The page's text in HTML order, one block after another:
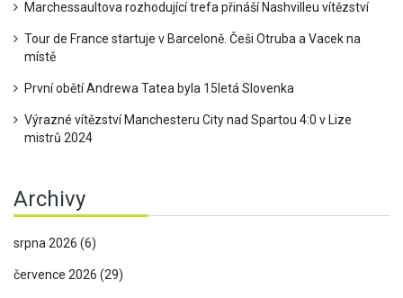
Marchessaultova rozhodující trefa přináší Nashvilleu vítězství
Tour de France startuje v Barceloně. Češi Otruba a Vacek na
místě
První obětí Andrewa Tatea byla 15letá Slovenka
Výrazné vítězství Manchesteru City nad Spartou 4:0 v Lize
mistrů 2024
Archivy
srpna 2026 (6)
července 2026 (29)